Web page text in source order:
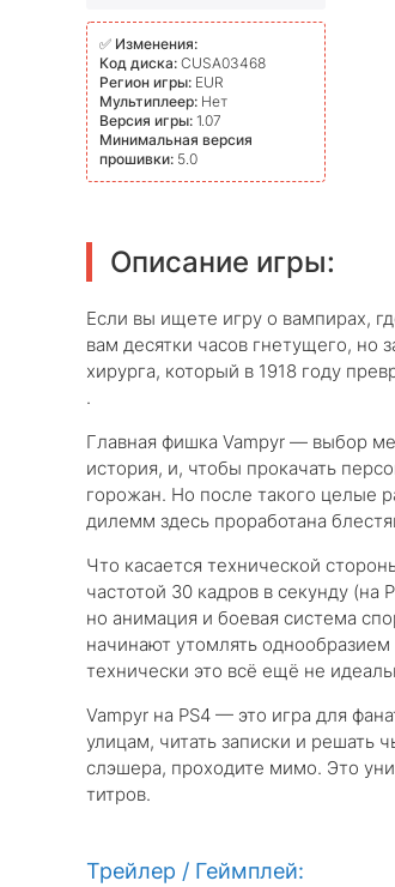
✅ Изменения:
Код диска: CUSA03468
Регион игры: EUR
Мультиплеер: Нет
Версия игры: 1.07
Минимальная версия
прошивки: 5.0
Описание игры:
Если вы ищете игру о вампирах,
вам десятки часов гнетущего, но
хирурга, который в 1918 году
.
Главная фишка Vampyr — выбор
история, и, чтобы прокачать
горожан. Но после такого целые
дилемм здесь проработана
Что касается технической
частотой 30 кадров в секунду (на
но анимация и боевая система
начинают утомлять
технически это всё ещё не
Vampyr на PS4 — это игра для
улицам, читать записки и решать
слэшера, проходите мимо. Это
титров.
Трейлер / Геймплей: